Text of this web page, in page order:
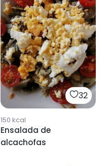
32
150 kcal
Ensalada de
alcachofas